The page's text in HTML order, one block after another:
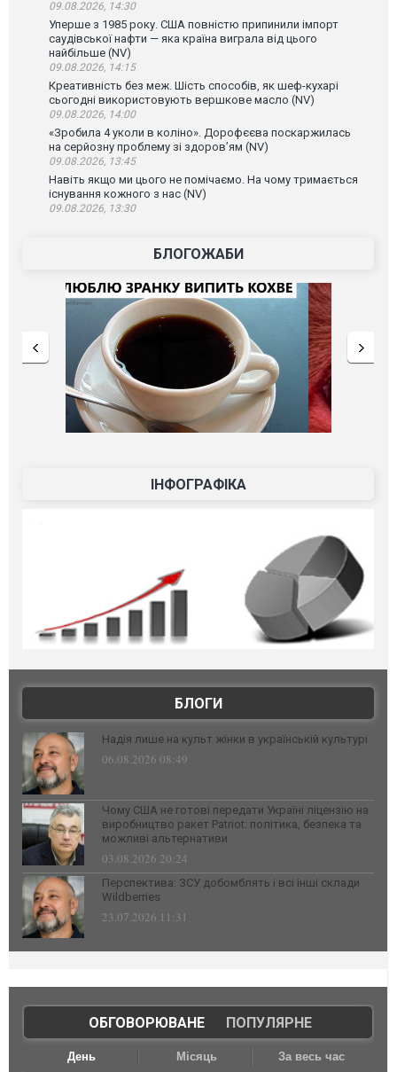
09.08.2026, 14:30
Уперше з 1985 року. США повністю припинили імпорт
саудівської нафти — яка країна виграла від цього
найбільше (NV)
09.08.2026, 14:15
Креативність без меж. Шість способів, як шеф-кухарі
сьогодні використовують вершкове масло (NV)
09.08.2026, 14:00
«Зробила 4 уколи в коліно». Дорофєєва поскаржилась
на серйозну проблему зі здоров’ям (NV)
09.08.2026, 13:45
Навіть якщо ми цього не помічаємо. На чому тримається
існування кожного з нас (NV)
09.08.2026, 13:30
БЛОГОЖАБИ
ІНФОГРАФІКА
БЛОГИ
Надія лише на культ жінки в українській культурі
06.08.2026 08:49
Чому США не готові передати Україні ліцензію на
виробництво ракет Patriot: політика, безпека та
можливі альтернативи
03.08.2026 20:24
Перспектива: ЗСУ добомблять і всі інші склади
Wildberries
23.07.2026 11:31
ОБГОВОРЮВАНЕ| ПОПУЛЯРНЕ
День Місяць За весь час